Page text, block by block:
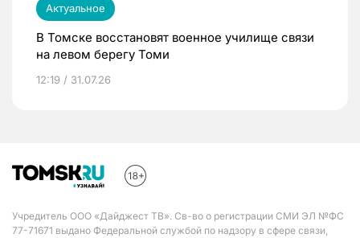
Актуальное
В Томске восстановят военное училище связи
на левом берегу Томи
12:19 / 31.07.26
Учредитель ООО «Дайджест ТВ». Св-во о регистрации СМИ ЭЛ №ФС
77-71671 выдано Федеральной службой по надзору в сфере связи,